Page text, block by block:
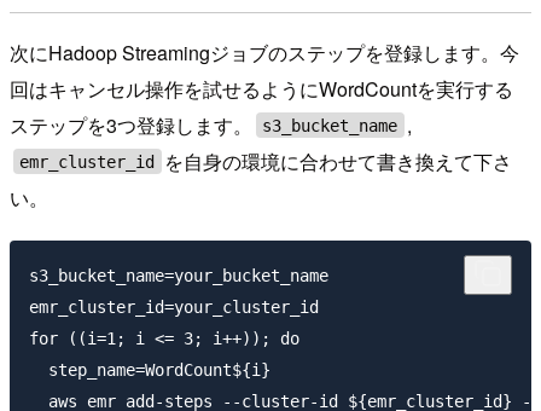
次にHadoop Streamingジョブのステップを登録します。今
回はキャンセル操作を試せるようにWordCountを実行する
ステップを3つ登録します。
s3_bucket_name ,
emr_cluster_id
を自身の環境に合わせて書き換えて下さ
い。
s3_bucket_name=your_bucket_name
emr_cluster_id=your_cluster_id
for ((i=1; i <= 3; i++)); do
  step_name=WordCount${i}
aws emr add-steps --cluster-id ${emr_cluster_id}